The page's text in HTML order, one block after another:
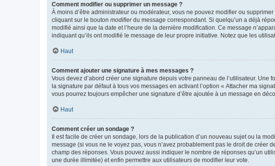
Comment modifier ou supprimer un message ?
À moins d’être administrateur ou modérateur, vous ne pouvez modifier ou
cliquant sur le bouton modifierdu message correspondant. Si quelqu’un a déjà
modifié ainsi que la date et l’heure de la dernière modification. Ce message
indiquant qu’ils ont modifié le message de leur propre initiative. Notez que les
Haut
Comment ajouter une signature à mes messages ?
Vous devez d’abord créer une signature depuis votre panneau de l’utilisateur. Une
la signature par défaut à tous vos messages en activant l’option « Attacher ma
vous pourrez toujours empêcher une signature d’être ajoutée à un message en
Haut
Comment créer un sondage ?
Il est facile de créer un sondage, lors de la publication d’un nouveau sujet ou la
message (si vous ne le voyez pas, vous n’avez probablement pas le droit de
champ des réponses. Vous pouvez aussi indiquer le nombre de réponses qu’un
une durée illimitée) et enfin permettre aux utilisateurs de modifier leur vote.